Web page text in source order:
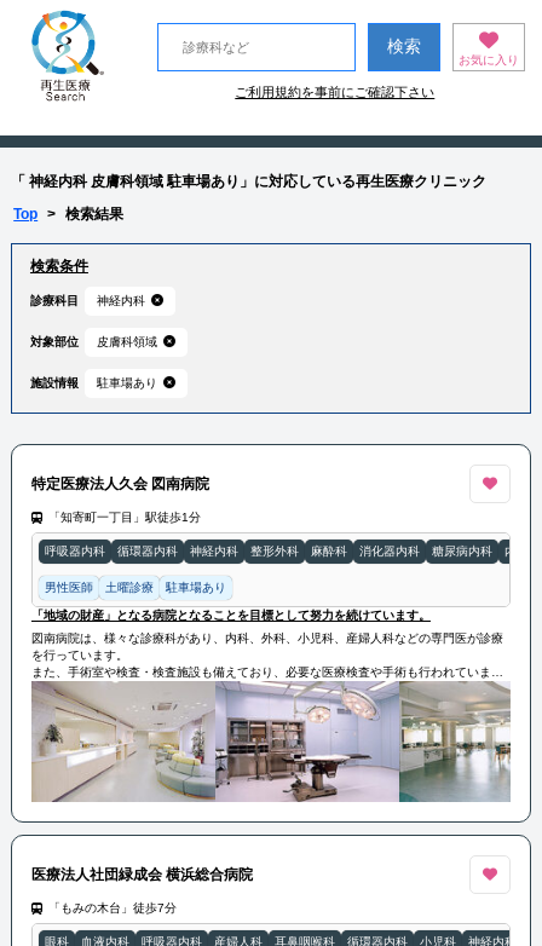
お気に入り
ご利用規約を事前にご確認下さい
「 神経内科 皮膚科領域 駐車場あり」に対応している再生医療クリニック
Top > 検索結果
検索条件
診療科目 神経内科
対象部位 皮膚科領域
施設情報 駐車場あり
特定医療法人久会 図南病院
「知寄町一丁目」駅徒歩1分
呼吸器内科 循環器内科 神経内科 整形外科 麻酔科 消化器内科 糖尿病内科 内科
男性医師 土曜診療 駐車場あり
「地域の財産」となる病院となることを目標として努力を続けています。
図南病院は、様々な診療科があり、内科、外科、小児科、産婦人科などの専門医が診療
を行っています。
また、手術室や検査・検査施設も備えており、必要な医療検査や手術も行われていま
す。
図南病院は、地域の人々の健康をサポートするために、高い医療技術と温かい医療チー
ムが提供いたします。
今後も「地域の財産」となる病院となることを目標として努力を続けています。
医療法人社団緑成会 横浜総合病院
「もみの木台」徒歩7分
眼科 血液内科 呼吸器内科 産婦人科 耳鼻咽喉科 循環器内科 小児科 神経内科